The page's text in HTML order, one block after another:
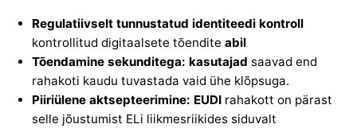
Regulatiivselt tunnustatud identiteedi kontroll
kontrollitud digitaalsete tõendite abil
Tõendamine sekunditega: kasutajad saavad end
rahakoti kaudu tuvastada vaid ühe klõpsuga.
Piiriülene aktsepteerimine: EUDI rahakott on pärast
selle jõustumist ELi liikmesriikides siduvalt